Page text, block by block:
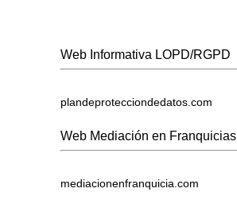
Web Informativa LOPD/RGPD
plandeprotecciondedatos.com
Web Mediación en Franquicias
mediacionenfranquicia.com